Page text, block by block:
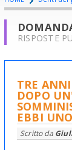
RISPOSTE
TRE
DOPO
EBBI
Scritto da